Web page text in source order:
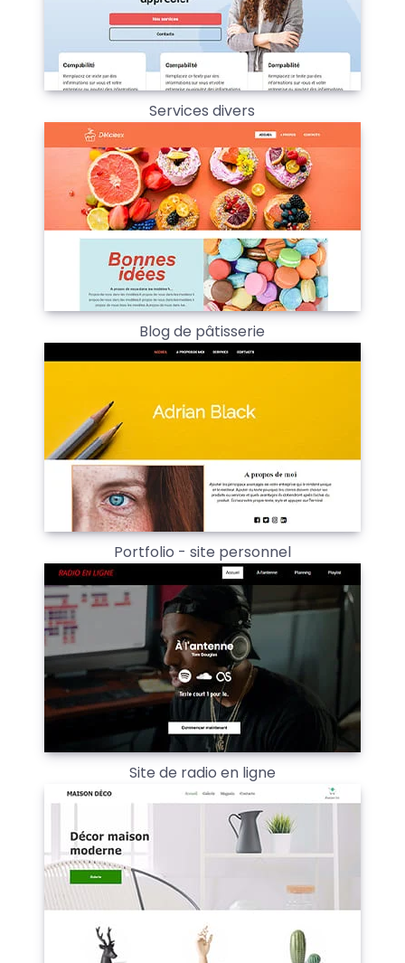
Services divers
Blog de pâtisserie
Portfolio - site personnel
Site de radio en ligne